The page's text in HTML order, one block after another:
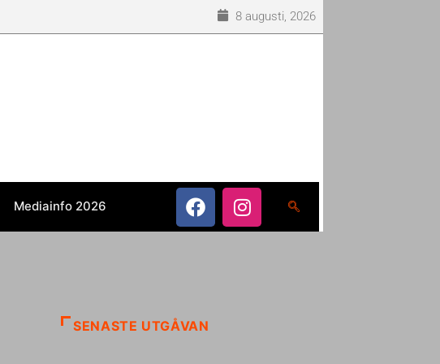
8 augusti, 2026
Mediainfo 2026
SENASTE UTGÅVAN